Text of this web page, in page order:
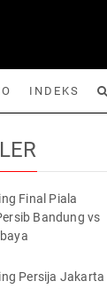
INDEKS
Foto
Final Piala
Bandung vs
Persija Jakarta